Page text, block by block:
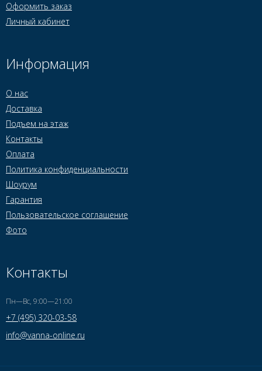
Оформить заказ
Личный кабинет
Информация
О нас
Доставка
Подъем на этаж
Контакты
Оплата
Политика конфиденциальности
Шоурум
Гарантия
Пользовательское соглашение
Фото
Контакты
Пн—Вс, 9:00—21:00
+7 (495) 320-03-58
info@vanna-online.ru